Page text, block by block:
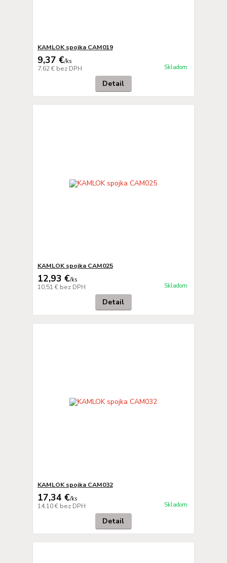
KAMLOK spojka CAM019
9,37 €/ks
7,62 € bez DPH Skladom
Detail
KAMLOK spojka CAM025
12,93 €/ks
10,51 € bez DPH Skladom
Detail
KAMLOK spojka CAM032
17,34 €/ks
14,10 € bez DPH Skladom
Detail